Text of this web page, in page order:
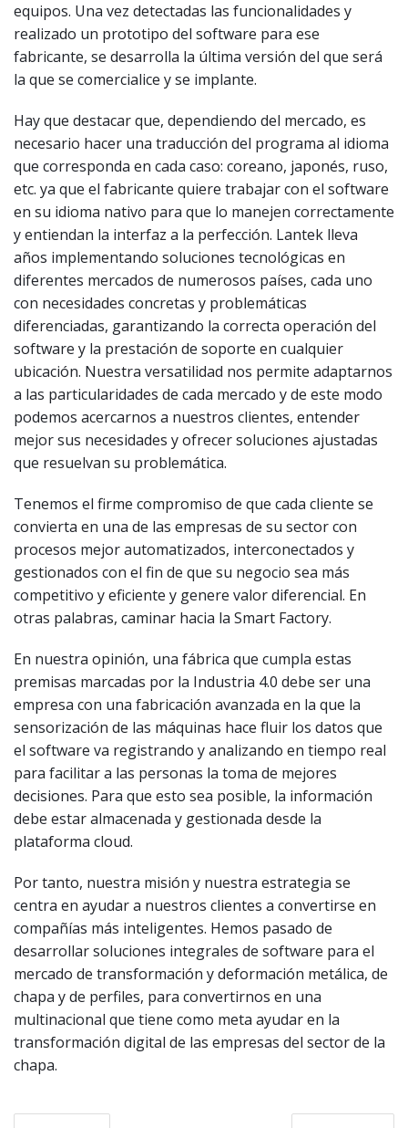
equipos. Una vez detectadas las funcionalidades y
realizado un prototipo del software para ese
fabricante, se desarrolla la última versión del que será
la que se comercialice y se implante.
Hay que destacar que, dependiendo del mercado, es
necesario hacer una traducción del programa al idioma
que corresponda en cada caso: coreano, japonés, ruso,
etc. ya que el fabricante quiere trabajar con el software
en su idioma nativo para que lo manejen correctamente
y entiendan la interfaz a la perfección. Lantek lleva
años implementando soluciones tecnológicas en
diferentes mercados de numerosos países, cada uno
con necesidades concretas y problemáticas
diferenciadas, garantizando la correcta operación del
software y la prestación de soporte en cualquier
ubicación. Nuestra versatilidad nos permite adaptarnos
a las particularidades de cada mercado y de este modo
podemos acercarnos a nuestros clientes, entender
mejor sus necesidades y ofrecer soluciones ajustadas
que resuelvan su problemática.
Tenemos el firme compromiso de que cada cliente se
convierta en una de las empresas de su sector con
procesos mejor automatizados, interconectados y
gestionados con el fin de que su negocio sea más
competitivo y eficiente y genere valor diferencial. En
otras palabras, caminar hacia la Smart Factory.
En nuestra opinión, una fábrica que cumpla estas
premisas marcadas por la Industria 4.0 debe ser una
empresa con una fabricación avanzada en la que la
sensorización de las máquinas hace fluir los datos que
el software va registrando y analizando en tiempo real
para facilitar a las personas la toma de mejores
decisiones. Para que esto sea posible, la información
debe estar almacenada y gestionada desde la
plataforma cloud.
Por tanto, nuestra misión y nuestra estrategia se
centra en ayudar a nuestros clientes a convertirse en
compañías más inteligentes. Hemos pasado de
desarrollar soluciones integrales de software para el
mercado de transformación y deformación metálica, de
chapa y de perfiles, para convertirnos en una
multinacional que tiene como meta ayudar en la
transformación digital de las empresas del sector de la
chapa.